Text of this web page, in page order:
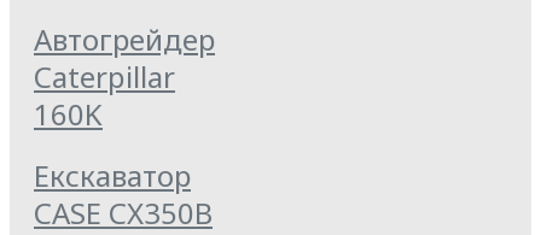
Автогрейдер
Caterpillar
160K
Екскаватор
CASE CX350B